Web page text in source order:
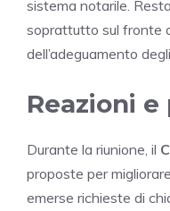
sistema notarile.
soprattutto sul fronte
dell’adeguamento
Reazioni e
Durante la riunione, il
proposte per
emerse richieste di